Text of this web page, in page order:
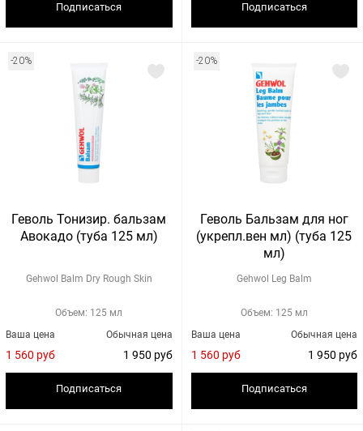
Подписаться Подписаться
-20%
Геволь Тонизир. бальзам
Авокадо (туба 125 мл)
Gehwol Balm Dry Rough Skin
Объем: 125 мл
Обычная цена
1 950 руб
Ваша цена
1 560 руб
Подписаться
-20%
Геволь Бальзам для ног
(укрепл.вен мл) (туба 125
мл)
Gehwol Leg Balm
Объем: 125 мл
Обычная цена
1 950 руб
Ваша цена
1 560 руб
Подписаться